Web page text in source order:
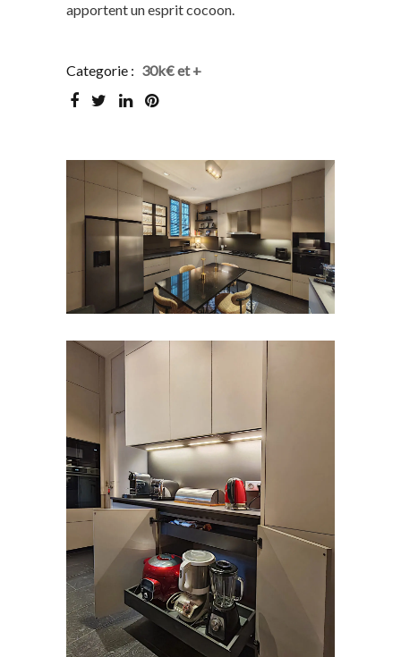
apportent un esprit cocoon.
Categorie : 30k€ et +